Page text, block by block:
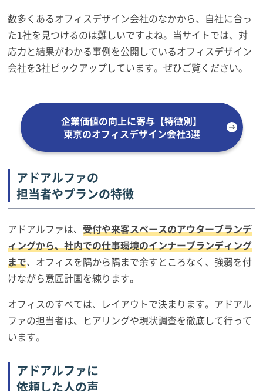
数多くあるオフィスデザイン会社のなかから、自社に合っ
た1社を見つけるのは難しいですよね。当サイトでは、対
応力と結果がわかる事例を公開しているオフィスデザイン
会社を3社ピックアップしています。ぜひご覧ください。
企業価値の向上に寄与【特徴別】
東京のオフィスデザイン会社3選
アドアルファの
担当者やプランの特徴
アドアルファは、受付や来客スペースのアウターブランデ
ィングから、社内での仕事環境のインナーブランディング
まで、オフィスを隅から隅まで余すところなく、強弱を付
けながら意匠計画を練ります。
オフィスのすべては、レイアウトで決まります。アドアル
ファの担当者は、ヒアリングや現状調査を徹底して行って
います。
アドアルファに
依頼した人の声